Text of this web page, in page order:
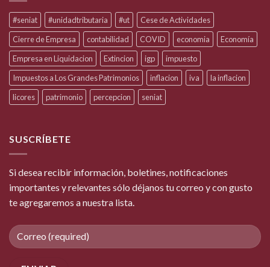
#seniat #unidadtributaria #ut
Cese de Actividades
Cierre de Empresa
contabilidad COVID economia
Economía
Empresa en Liquidacion
Extincion igp
impuesto
Impuestos a Los Grandes Patrimonios
inflacion iva
la inflacion
licores
patrimonio percepcion seniat
SUSCRÍBETE
Si desea recibir información, boletines, notificaciones
importantes y relevantes sólo déjanos tu correo y con gusto
te agregaremos a nuestra lista.